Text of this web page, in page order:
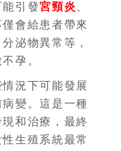
能引發宮頸炎
會給患者帶來
泌物異常等，
孕。
況下可能發展
變。這是一種
和治療，最終
生殖系統最常